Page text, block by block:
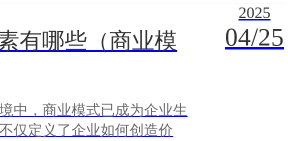
有哪些（商业模
中，商业模式已成为企业生
仅定义了企业如何创造价
2025
04/25